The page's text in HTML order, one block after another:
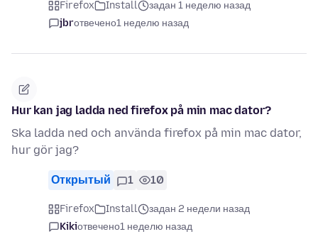
Firefox Install
задан 1 неделю назад
jbrотвечено1 неделю назад
Hur kan jag ladda ned firefox på min mac dator?
Ska ladda ned och använda firefox på min mac dator,
hur gör jag?
Открытый 1 10
Firefox Install
задан 2 недели назад
Kikiотвечено1 неделю назад